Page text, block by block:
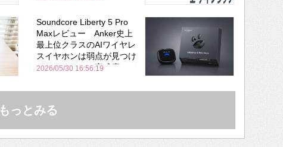
Soundcore Liberty 5 Pro
Maxレビュー Anker史上
最上位クラスのAIワイヤレ
スイヤホンは弱点が見つけ
づらいくらいの完成度にび
Bose並み
2026/05/30 16:56:19
もっとみる